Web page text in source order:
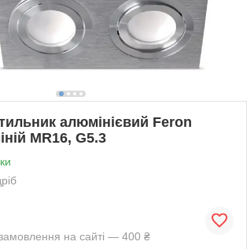
алюмінієвий Feron
MR16, G5.3
на сайті — 400 ₴